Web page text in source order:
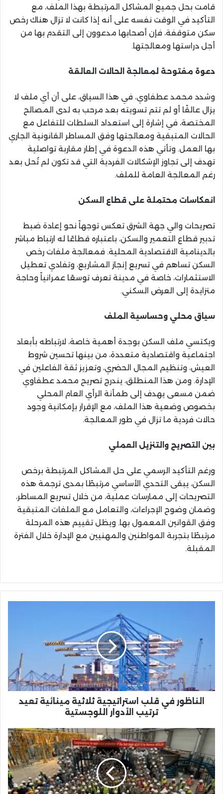
قامت بحل جميع المشاكل المرتبطة بهذا الملف، مع
التأكيد في الوقت نفسه على أنه إذا كانت لا تزال هناك رخص
سكن متوقفة، فإن أصحابها مدعوون إلى التقدم بها من
أجل دراستها ومعالجتها.
دعوة مفتوحة لمعالجة الحالات العالقة
وشدد محمد عطفاوي، في هذا السياق، على أن أي ملف لا
يزال عالقًا أو لم تتم تسويته بعد مرحب به لدى المصالح
المختصة، في إشارة إلى استعداد السلطات للتفاعل مع
الحالات المتبقية ومعالجتها وفق المساطر القانونية الجاري
بها العمل. وتأتي هذه الدعوة في إطار مقاربة تواصلية
تهدف إلى تجاوز الإشكالات الفردية التي قد تكون لم تُحل بعد
رغم المعالجة العامة للملف.
انعكاسات محتملة على قطاع السكن
تصريحات والي جهة الشرق تعكس توجهاً نحو إعادة ضبط
تدبير قطاع التعمير والسكن، باعتباره قطاعًا له ارتباط مباشر
بالدينامية الاقتصادية المحلية. فمعالجة ملفات رخص
السكن تساهم في تسريع إنجاز المشاريع، وتفادي تعطيل
الاستثمارات، خاصة في مدينة تعرف توسعًا عمرانياً وحاجة
متزايدة إلى العرض السكني.
سياق محلي وحساسية الملف
ويكتسي ملف السكن بوجدة أهمية خاصة، لارتباطه بأبعاد
اجتماعية واقتصادية متعددة، من بينها تحسين شروط
العيش، وتنظيم المجال الحضري، وتعزيز ثقة الفاعلين في
الإدارة. ومن هذا المنطلق، يندرج تصريح محمد عطفاوي
ضمن مسعى يهدف إلى طمأنة الرأي العام المحلي
بخصوص وضعية هذا الملف، مع الإقرار بإمكانية وجود
حالات فردية ما تزال في طور المعالجة.
بين التصريح والتنزيل العملي
ورغم التأكيد الرسمي على حل المشاكل المرتبطة برخص
السكن، يبقى التحدي الأساسي مرتبطًا بمدى ترجمة هذه
التصريحات إلى ممارسات عملية، من خلال تسريع المساطر،
وضمان وضوح الإجراءات، والتعامل مع الملفات المتبقية
وفق القوانين المعمول بها. ويظل تقييم هذه المرحلة
مرتبطًا بتجربة المواطنين والمهنيين مع الإدارة خلال الفترة
المقبلة.
استراتيجية
ثلاثية
مينائية
تعيد
الأدوار
اللوجستية
الناظور في قلب استراتيجية ثلاثية مينائية تعيد
ترتيب الأدوار اللوجستية
أيلون
تطلق
خط
نقل
جديد
لعمالها